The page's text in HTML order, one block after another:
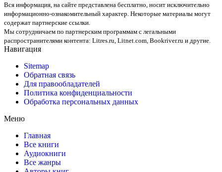
Вся информация, на сайте представлена бесплатно, носит исключительно
информационно-ознакомительный характер. Некоторые материалы могут
содержат партнерские ссылки.
Мы сотрудничаем по партнерским программам с легальными
распространителями контента: Litres.ru, Litnet.com, Bookriver.ru и другие.
Навигация
Sitemap
Обратная связь
Для правообладателей
Политика конфиденциальности
Обработка персональных данных
Меню
Главная
Все книги
Аудиокниги
Все жанры